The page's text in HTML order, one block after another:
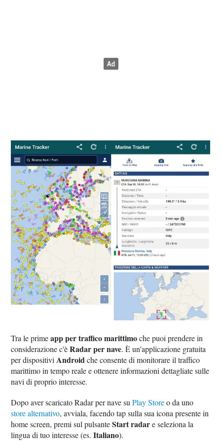
Tra le primeapp per traffico marittimoche puoi prendere in
considerazione c'èRadar per nave. È un'applicazione gratuita
per dispositivi Androidche consente di monitorare il traffico
marittimo in tempo reale e ottenere informazioni dettagliate sulle
navi di proprio interesse.
Dopo aver scaricato Radar per nave suPlay Storeo da uno
store alternativo, avviala, facendo tap sulla sua icona presente in
home screen, premi sul pulsanteStart radare seleziona la
lingua di tuo interesse (es.Italiano).